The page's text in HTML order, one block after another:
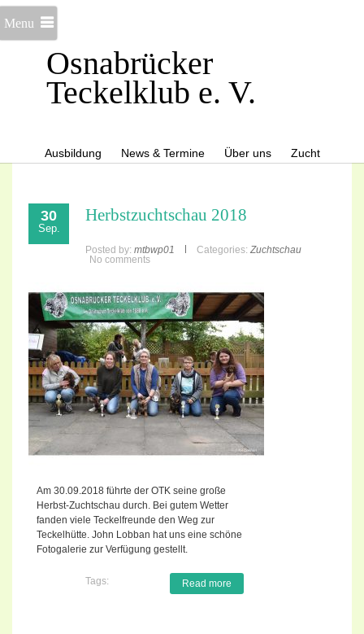
Osnabrücker
Teckelklub e. V.
Menu
Ausbildung News & Termine Über uns Zucht
30
Sep.
Herbstzuchtschau 2018
Posted by: mtbwp01 Categories: Zuchtschau
No comments
Am 30.09.2018 führte der OTK seine große
Herbst-Zuchtschau durch. Bei gutem Wetter
fanden viele Teckelfreunde den Weg zur
Teckelhütte. John Lobban hat uns eine schöne
Fotogalerie zur Verfügung gestellt.
Read more
Tags: